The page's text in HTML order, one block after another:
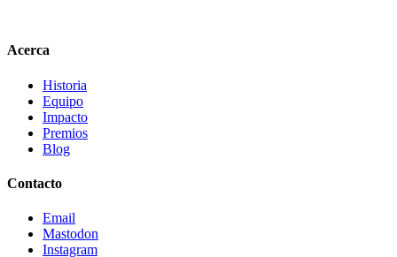
Acerca
Historia
Equipo
Impacto
Premios
Blog
Contacto
Email
Mastodon
Instagram